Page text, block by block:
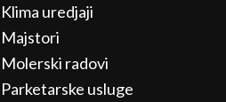
Klima uredjaji
Majstori
Molerski radovi
Parketarske usluge